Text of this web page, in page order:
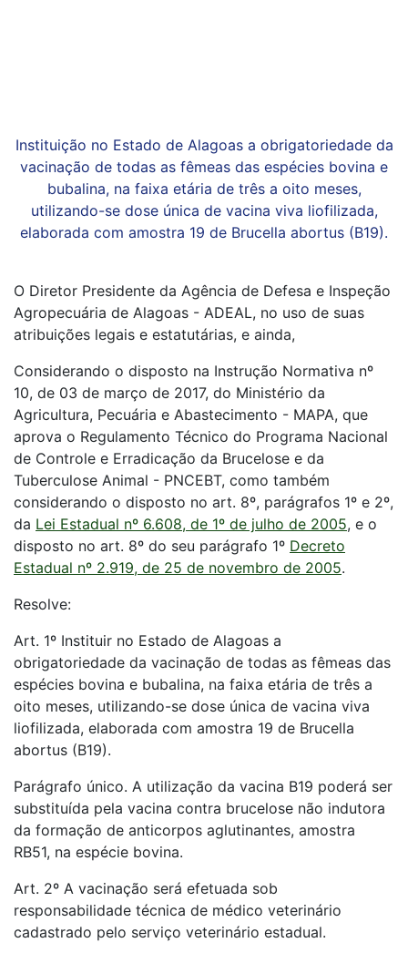
Instituição no Estado de Alagoas a obrigatoriedade da
vacinação de todas as fêmeas das espécies bovina e
bubalina, na faixa etária de três a oito meses,
utilizando-se dose única de vacina viva liofilizada,
elaborada com amostra 19 de Brucella abortus (B19).
O Diretor Presidente da Agência de Defesa e Inspeção
Agropecuária de Alagoas - ADEAL, no uso de suas
atribuições legais e estatutárias, e ainda,
Considerando o disposto na Instrução Normativa nº
10, de 03 de março de 2017, do Ministério da
Agricultura, Pecuária e Abastecimento - MAPA, que
aprova o Regulamento Técnico do Programa Nacional
de Controle e Erradicação da Brucelose e da
Tuberculose Animal - PNCEBT, como também
considerando o disposto no art. 8º, parágrafos 1º e 2º,
da Lei Estadual nº 6.608, de 1º de julho de 2005, e o
disposto no art. 8º do seu parágrafo 1º Decreto
Estadual nº 2.919, de 25 de novembro de 2005.
Resolve:
Art. 1º Instituir no Estado de Alagoas a
obrigatoriedade da vacinação de todas as fêmeas das
espécies bovina e bubalina, na faixa etária de três a
oito meses, utilizando-se dose única de vacina viva
liofilizada, elaborada com amostra 19 de Brucella
abortus (B19).
Parágrafo único. A utilização da vacina B19 poderá ser
substituída pela vacina contra brucelose não indutora
da formação de anticorpos aglutinantes, amostra
RB51, na espécie bovina.
Art. 2º A vacinação será efetuada sob
responsabilidade técnica de médico veterinário
cadastrado pelo serviço veterinário estadual.